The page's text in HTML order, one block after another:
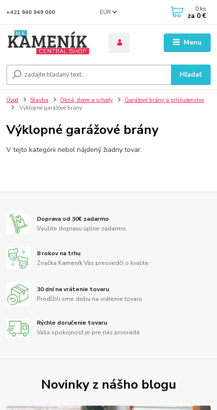
Menu
EUR
Hľadať
+421 940 949 000 0 ks
za 0 €
Úvod Stavba Okná, dvere a schody
Garážové brány a príslušenstvo
Výklopné garážové brány
Výklopné garážové brány
V tejto kategórii nebol nájdený žiadny tovar.
Doprava od 30€ zadarmo
Využite dopravu úplne zadarmo
8 rokov na trhu
Značka Kameník Vás presvedčí o kvalite
30 dní na vrátenie tovaru
Predĺžili sme dobu na vrátenie tovaru
Rýchle doručenie tovaru
Vaša spokojnosť je pre nás prvoradá
Novinky z nášho blogu